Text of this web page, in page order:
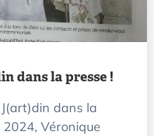
dans la presse !
dans la
Véronique